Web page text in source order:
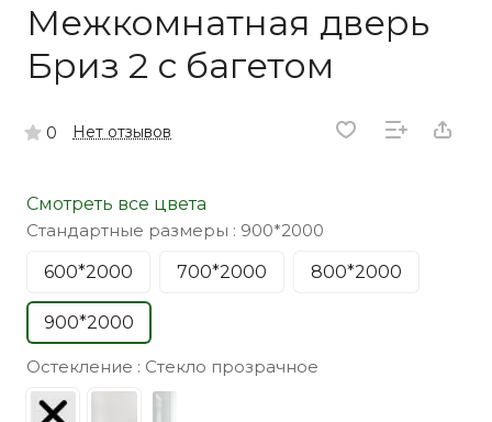
Межкомнатная дверь
Бриз 2 с багетом
0 Нет отзывов
Смотреть все цвета
Стандартные размеры : 900*2000
600*2000
700*2000 800*2000
900*2000
Остекление : Стекло прозрачное